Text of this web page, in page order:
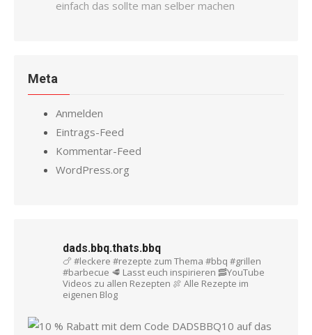
einfach das sollte man selber machen
Meta
Anmelden
Eintrags-Feed
Kommentar-Feed
WordPress.org
dads.bbq.thats.bbq
🍗 #leckere #rezepte zum Thema #bbq #grillen
#barbecue 🥩 Lasst euch inspirieren 🥓YouTube
Videos zu allen Rezepten 🍖 Alle Rezepte im
eigenen Blog